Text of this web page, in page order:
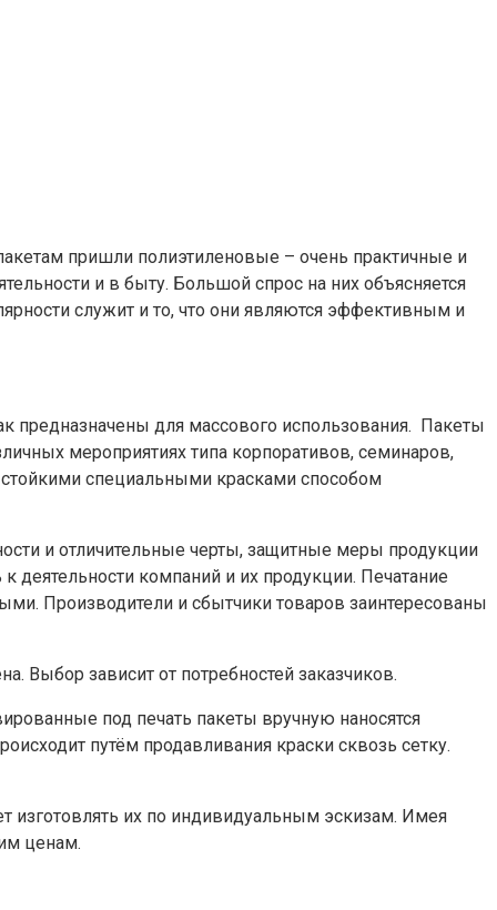
пришли полиэтиленовые – очень практичные и
и в быту. Большой спрос на них объясняется
служит и то, что они являются эффективным и
предназначены для массового использования. Пакеты
мероприятиях типа корпоративов, семинаров,
стойкими специальными красками способом
и отличительные черты, защитные меры продукции
компаний и их продукции. Печатание
Производители и сбытчики товаров заинтересованы
Выбор зависит от потребностей заказчиков.
под печать пакеты вручную наносятся
путём продавливания краски сквозь сетку.
изготовлять их по индивидуальным эскизам. Имея
ценам.